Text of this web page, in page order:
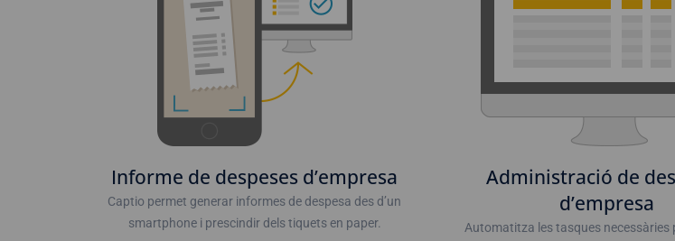
Informe de despeses d’empresa
Captio permet generar informes de despesa des d’un
smartphone i prescindir dels tiquets en paper.
Administració de
d’empresa
Automatitza les tasques necessàries